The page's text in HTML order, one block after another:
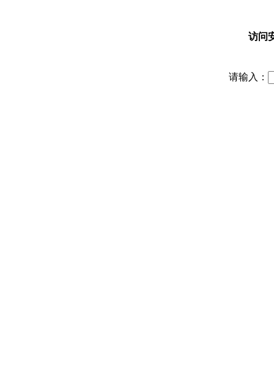
访问
请输入：